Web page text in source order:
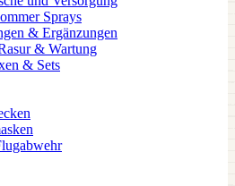
Sprays
& Ergänzungen
& Wartung
& Sets